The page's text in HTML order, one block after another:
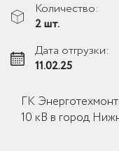
Количество:
2 шт.
Дата отгрузки:
11.02.25
ГК
10 кВ в город